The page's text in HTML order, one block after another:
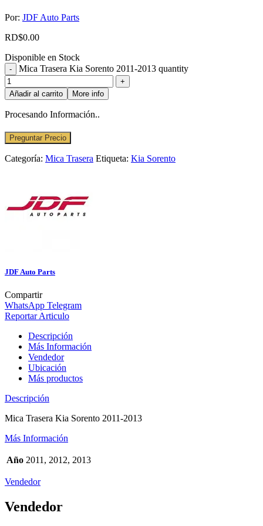
Por: JDF Auto Parts
RD$0.00
Disponible en Stock
Mica Trasera Kia Sorento 2011-2013 quantity
Añadir al carrito More info
Procesando Información..
Preguntar Precio
Categoría: Mica Trasera Etiqueta: Kia Sorento
JDF Auto Parts
Compartir
WhatsApp Telegram
Reportar Articulo
Descripción
Más Información
Vendedor
Ubicación
Más productos
Descripción
Mica Trasera Kia Sorento 2011-2013
Más Información
Año 2011, 2012, 2013
Vendedor
Vendedor